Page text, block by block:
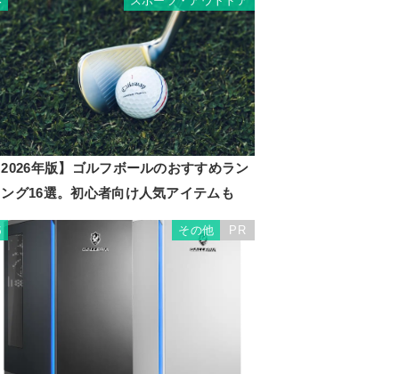
年版】ゴルフボールのおすすめラン
グ16選。初心者向け人気アイテムも
その他 PR